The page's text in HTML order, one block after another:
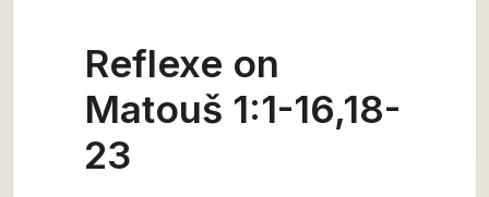
Reflexe on
Matouš 1:1-16,18-
23